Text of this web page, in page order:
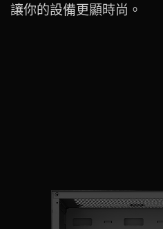
讓你的設備更顯時尚。